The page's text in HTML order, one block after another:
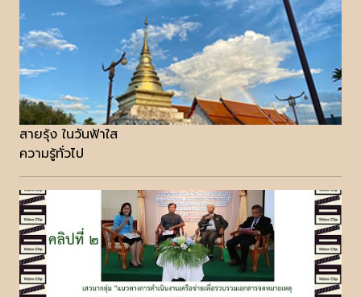
สายรุ้ง ในวันฟ้าใส
ความรู้ทั่วไป